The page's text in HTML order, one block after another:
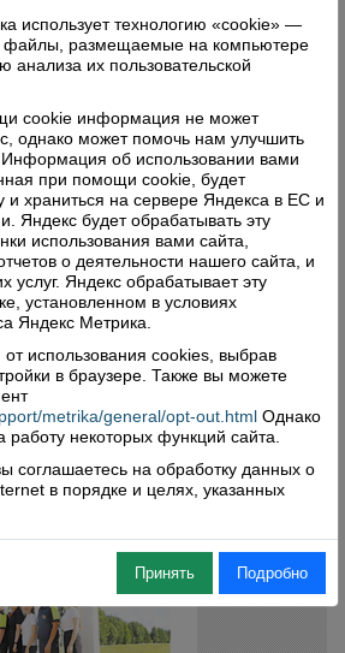
использует технологию «cookie» —
файлы, размещаемые на компьютере
анализа их пользовательской
cookie информация не может
однако может помочь нам улучшить
Информация об использовании вами
при помощи cookie, будет
и храниться на сервере Яндекса в ЕС и
Яндекс будет обрабатывать эту
использования вами сайта,
о деятельности нашего сайта, и
услуг. Яндекс обрабатывает эту
установленном в условиях
Яндекс Метрика.
от использования cookies, выбрав
в браузере. Также вы можете
metrika/general/opt-out.html Однако
работу некоторых функций сайта.
соглашаетесь на обработку данных о
в порядке и целях, указанных
Принять Подробно